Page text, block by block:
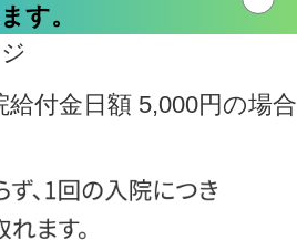
す。
給付金日額 5,000円の場合